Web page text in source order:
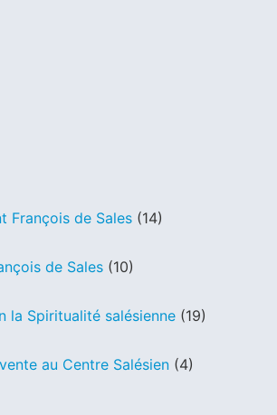
François de Sales(14)
de Sales(10)
la Spiritualité salésienne(19)
au Centre Salésien(4)